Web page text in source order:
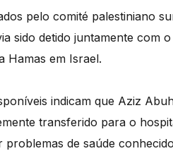
pelo comité palestiniano
sido detido juntamente com
Hamas em Israel.
indicam que Aziz
transferido para o
problemas de saúde